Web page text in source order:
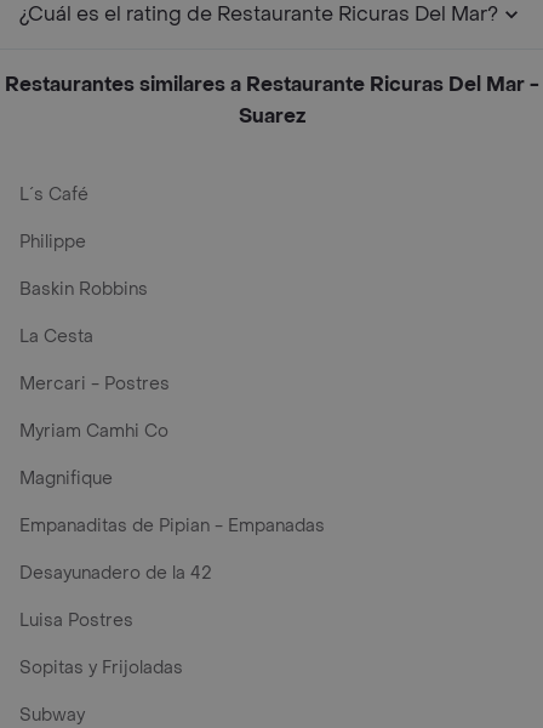
¿Cuál es el rating de Restaurante Ricuras Del Mar?
Restaurantes similares a Restaurante Ricuras Del Mar -
Suarez
L´s Café
Philippe
Baskin Robbins
La Cesta
Mercari - Postres
Myriam Camhi Co
Magnifique
Empanaditas de Pipian - Empanadas
Desayunadero de la 42
Luisa Postres
Sopitas y Frijoladas
Subway